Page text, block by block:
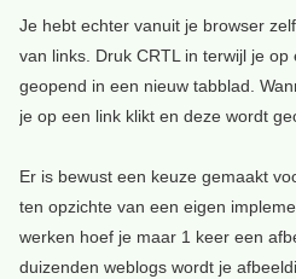
Je hebt echter vanuit je browser
van links. Druk CRTL in terwijl je
geopend in een nieuw tabblad.
je op een link klikt en deze wordt
Er is bewust een keuze gemaakt
ten opzichte van een eigen
werken hoef je maar 1 keer een
duizenden weblogs wordt je